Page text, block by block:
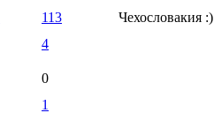
113
Чехословакия :)
4
0
1